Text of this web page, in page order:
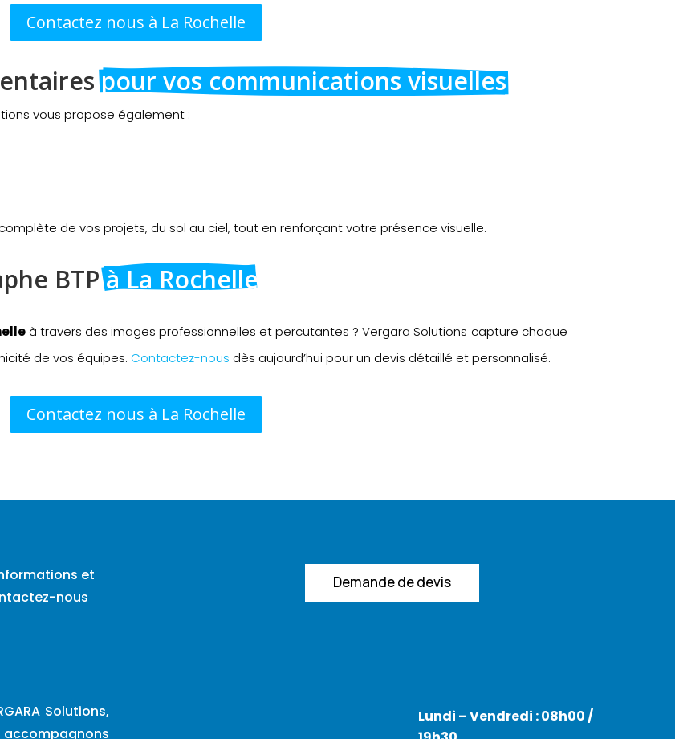
Contactez nous à La Rochelle
pour vos communications visuelles
vous propose également :
de vos projets, du sol au ciel, tout en renforçant votre présence visuelle.
BTP à La Rochelle
à travers des images professionnelles et percutantes ? Vergara Solutions capture chaque
de vos équipes. Contactez-nous dès aujourd’hui pour un devis détaillé et personnalisé.
Contactez nous à La Rochelle
et
nous
Demande de devis
Solutions,
Lundi – Vendredi : 08h00 /